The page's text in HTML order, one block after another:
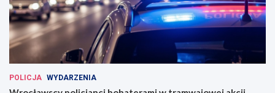
POLICJA WYDARZENIA